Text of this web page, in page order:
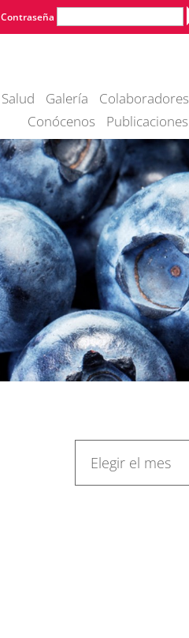
Contraseña
Salud Galería Colaboradores
Conócenos
Publicaciones